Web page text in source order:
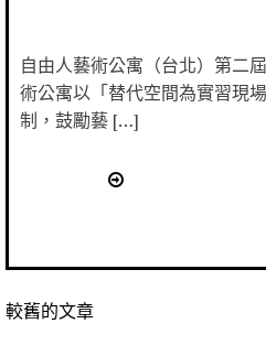
自由人藝術公寓（台北）第二
術公寓以「替代空間為實習現
制，鼓勵藝 […]
較舊的文章